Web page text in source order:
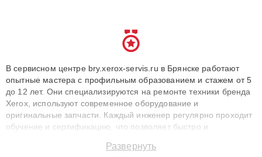
В сервисном центре bry.xerox-servis.ru в Брянске работают
опытные мастера с профильным образованием и стажем от 5
до 12 лет. Они специализируются на ремонте техники бренда
Xerox, используют современное оборудование и
оригинальные запчасти. Каждый инженер регулярно проходит
обучение и сертификацию, что позволяет быстро и
сохранением гарантии до 3 лет. Наши мастера решают
Развернуть